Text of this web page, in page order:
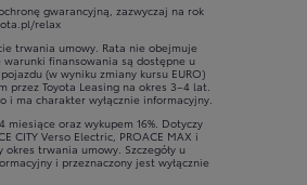
gwarancyjną, zazwyczaj na rok
relax
trwania umowy. Rata nie obejmuje
warunki finansowania są dostępne u
(w wyniku zmiany kursu EURO)
Toyota Leasing na okres 3–4 lat.
ma charakter wyłącznie informacyjny.
miesiące oraz wykupem 16%. Dotyczy
CITY Verso Electric, PROACE MAX i
trwania umowy. Szczegóły u
i przeznaczony jest wyłącznie